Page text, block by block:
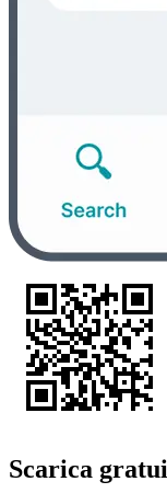
Scarica